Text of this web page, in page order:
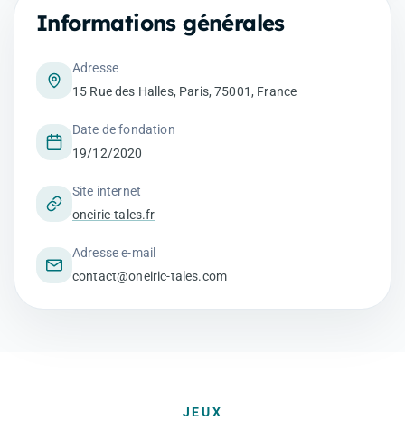
Informations générales
Adresse
15 Rue des Halles, Paris, 75001, France
Date de fondation
19/12/2020
Site internet
oneiric-tales.fr
Adresse e-mail
contact@oneiric-tales.com
JEUX